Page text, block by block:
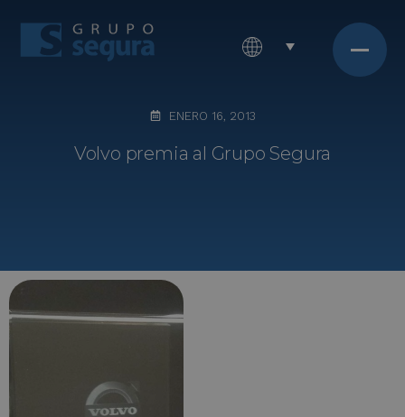
ENERO 16, 2013
Volvo premia al Grupo Segura